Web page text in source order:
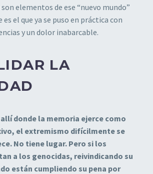
elementos de ese “nuevo mundo”
el que ya se puso en práctica con
y un dolor inabarcable.
LA
allí donde la memoria ejerce como
el extremismo difícilmente se
No tiene lugar. Pero si los
a los genocidas, reivindicando su
están cumpliendo su pena por